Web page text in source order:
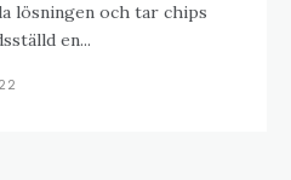
lösningen och tar chips
en...